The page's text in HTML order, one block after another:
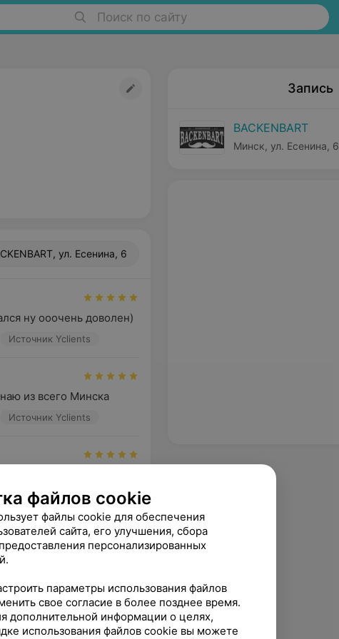
Поиск по сайту
ул. Есенина, 6
ну ооочень доволен)
Источник Yclients
из всего Минска
Источник Yclients
Источник Yclients
Запись
BACKENBART
Минск, ул. Есенина, 6
файлов cookie
файлы cookie для обеспечения
сайта, его улучшения, сбора
персонализированных
параметры использования файлов
свое согласие в более позднее время.
дополнительной информации о целях,
использования файлов cookie вы можете